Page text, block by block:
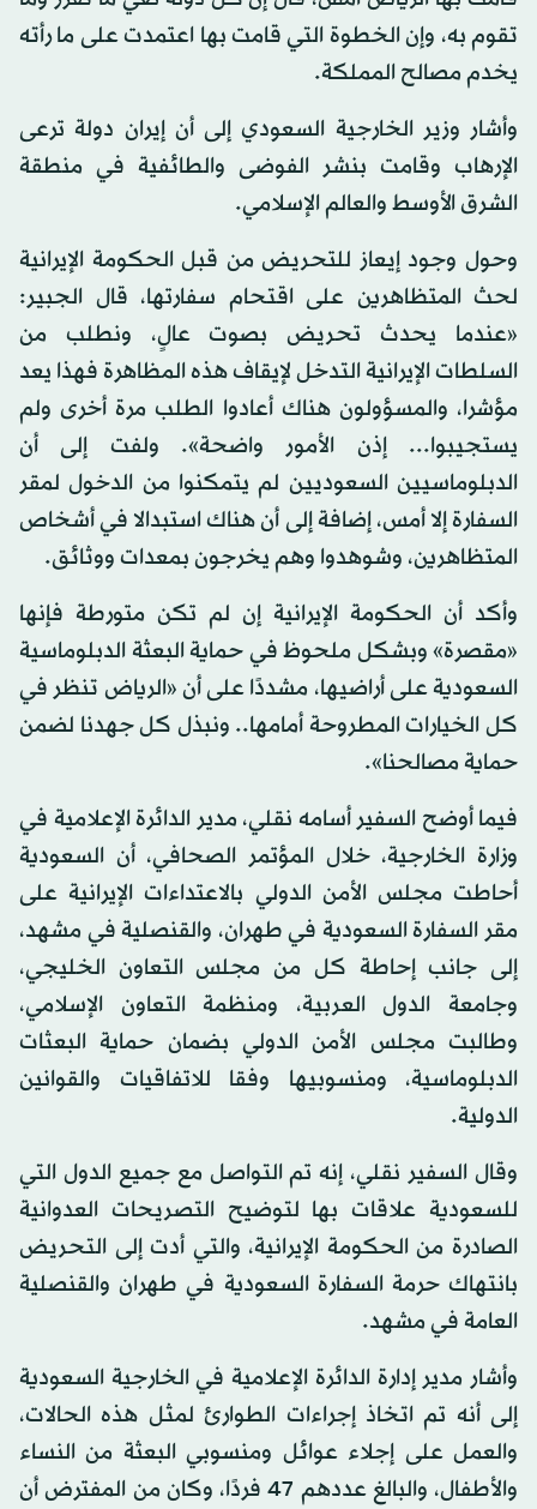
تقوم به، وإن الخطوة التي قامت بها اعتمدت على ما رأته
يخدم مصالح المملكة.
وأشار وزير الخارجية السعودي إلى أن إيران دولة ترعى
الإرهاب وقامت بنشر الفوضى والطائفية في منطقة
الشرق الأوسط والعالم الإسلامي.
وحول وجود إيعاز للتحريض من قبل الحكومة الإيرانية
لحث المتظاهرين على اقتحام سفارتها، قال الجبير:
«عندما يحدث تحريض بصوت عالٍ، ونطلب من
السلطات الإيرانية التدخل لإيقاف هذه المظاهرة فهذا يعد
مؤشرا، والمسؤولون هناك أعادوا الطلب مرة أخرى ولم
يستجيبوا... إذن الأمور واضحة». ولفت إلى أن
الدبلوماسيين السعوديين لم يتمكنوا من الدخول لمقر
السفارة إلا أمس، إضافة إلى أن هناك استبدالا في أشخاص
المتظاهرين، وشوهدوا وهم يخرجون بمعدات ووثائق.
وأكد أن الحكومة الإيرانية إن لم تكن متورطة فإنها
«مقصرة» وبشكل ملحوظ في حماية البعثة الدبلوماسية
السعودية على أراضيها، مشددًا على أن «الرياض تنظر في
كل الخيارات المطروحة أمامها.. ونبذل كل جهدنا لضمن
حماية مصالحنا».
فيما أوضح السفير أسامه نقلي، مدير الدائرة الإعلامية في
وزارة الخارجية، خلال المؤتمر الصحافي، أن السعودية
أحاطت مجلس الأمن الدولي بالاعتداءات الإيرانية على
مقر السفارة السعودية في طهران، والقنصلية في مشهد،
إلى جانب إحاطة كل من مجلس التعاون الخليجي،
وجامعة الدول العربية، ومنظمة التعاون الإسلامي،
وطالبت مجلس الأمن الدولي بضمان حماية البعثات
الدبلوماسية، ومنسوبيها وفقا للاتفاقيات والقوانين
الدولية.
وقال السفير نقلي، إنه تم التواصل مع جميع الدول التي
للسعودية علاقات بها لتوضيح التصريحات العدوانية
الصادرة من الحكومة الإيرانية، والتي أدت إلى التحريض
بانتهاك حرمة السفارة السعودية في طهران والقنصلية
العامة في مشهد.
وأشار مدير إدارة الدائرة الإعلامية في الخارجية السعودية
إلى أنه تم اتخاذ إجراءات الطوارئ لمثل هذه الحالات،
والعمل على إجلاء عوائل ومنسوبي البعثة من النساء
والأطفال، والبالغ عددهم 47 فردًا، وكان من المفترض أن